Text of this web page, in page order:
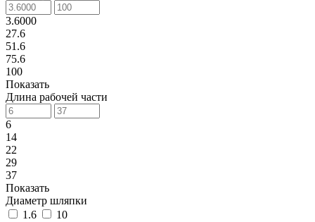
3.6000
27.6
51.6
75.6
100
Показать
Длина рабочей части
6
14
22
29
37
Показать
Диаметр шляпки
1.6
10